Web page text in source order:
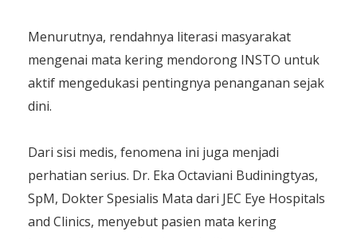
Menurutnya, rendahnya literasi masyarakat
mengenai mata kering mendorong INSTO untuk
aktif mengedukasi pentingnya penanganan sejak
dini.
Dari sisi medis, fenomena ini juga menjadi
perhatian serius. Dr. Eka Octaviani Budiningtyas,
SpM, Dokter Spesialis Mata dari JEC Eye Hospitals
and Clinics, menyebut pasien mata kering